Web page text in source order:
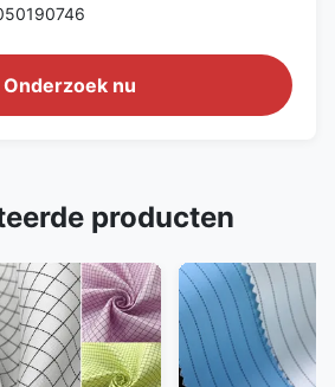
Onderzoek nu
producten